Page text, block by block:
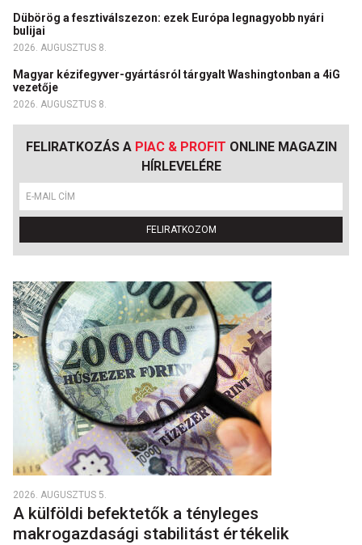
Dübörög a fesztiválszezon: ezek Európa legnagyobb nyári
bulijai
2026. AUGUSZTUS 8.
Magyar kézifegyver-gyártásról tárgyalt Washingtonban a 4iG
vezetője
2026. AUGUSZTUS 8.
FELIRATKOZÁS A PIAC & PROFIT ONLINE MAGAZIN
HÍRLEVELÉRE
FELIRATKOZOM
2026. AUGUSZTUS 5.
A külföldi befektetők a tényleges
makrogazdasági stabilitást értékelik